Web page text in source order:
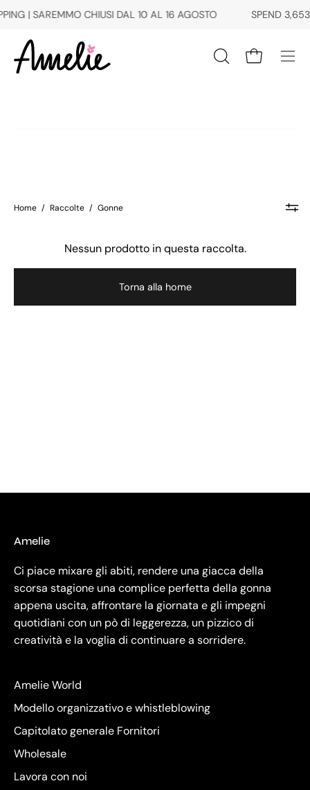
Salta
contenuto
| SAREMMO CHIUSI DAL 10 AL 16 AGOSTO SPEND
Apri
Apri carrello
Apri
Home / Raccolte / Gonne
Nessun prodotto in questa raccolta.
Torna alla home
Amelie
Ci piace mixare gli abiti, rendere una giacca della
scorsa stagione una complice perfetta della gonna
appena uscita, affrontare la giornata e gli impegni
quotidiani con un pò di leggerezza, un pizzico di
creatività e la voglia di continuare a sorridere.
Amelie World
Modello organizzativo e whistleblowing
Capitolato generale Fornitori
Wholesale
Lavora con noi